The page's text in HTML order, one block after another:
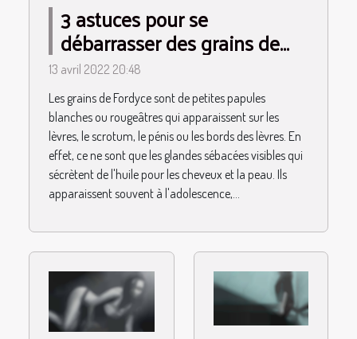
3 astuces pour se
débarrasser des grains de
Fordyce
13 avril 2022 20:48
Les grains de Fordyce sont de petites papules
blanches ou rougeâtres qui apparaissent sur les
lèvres, le scrotum, le pénis ou les bords des lèvres. En
effet, ce ne sont que les glandes sébacées visibles qui
sécrètent de l'huile pour les cheveux et la peau. Ils
apparaissent souvent à l'adolescence,...